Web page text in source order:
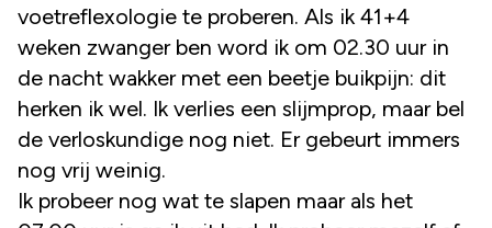
voetreflexologie te proberen. Als ik 41+4
weken zwanger ben word ik om 02.30 uur in
de nacht wakker met een beetje buikpijn: dit
herken ik wel. Ik verlies een slijmprop, maar bel
de verloskundige nog niet. Er gebeurt immers
nog vrij weinig.
Ik probeer nog wat te slapen maar als het